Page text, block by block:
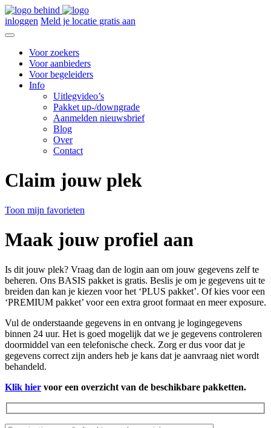
inloggen Meld je locatie gratis aan
Voor zoekers
Voor aanbieders
Voor begeleiders
Info
Uitlegvideo’s
Pakket up-/downgrade
Aanmelden nieuwsbrief
Blog
Over
Contact
Claim jouw plek
Toon mijn favorieten
Maak jouw profiel aan
Is dit jouw plek? Vraag dan de login aan om jouw gegevens zelf te
beheren. Ons BASIS pakket is gratis. Beslis je om je gegevens uit te
breiden dan kan je kiezen voor het ‘PLUS pakket’. Of kies voor een
‘PREMIUM pakket’ voor een extra groot formaat en meer exposure.
Vul de onderstaande gegevens in en ontvang je logingegevens
binnen 24 uur. Het is goed mogelijk dat we je gegevens controleren
doormiddel van een telefonische check. Zorg er dus voor dat je
gegevens correct zijn anders heb je kans dat je aanvraag niet wordt
behandeld.
Klik hier voor een overzicht van de beschikbare pakketten.